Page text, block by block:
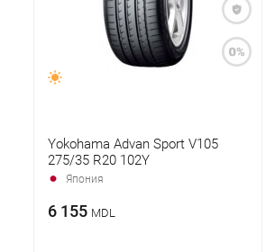
Yokohama Advan Sport V105
275/35 R20 102Y
Япония
6 155 MDL